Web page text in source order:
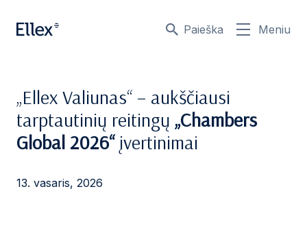
Paieška Meniu
„Ellex Valiunas“ – aukščiausi
tarptautinių reitingų „Chambers
Global 2026“įvertinimai
13. vasaris, 2026